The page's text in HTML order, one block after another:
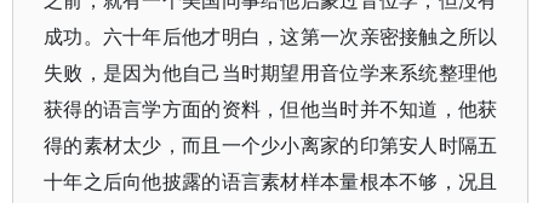
成功。六十年后他才明白，这第一次亲密接触之所以
失败，是因为他自己当时期望用音位学来系统整理他
获得的语言学方面的资料，但他当时并不知道，他获
得的素材太少，而且一个少小离家的印第安人时隔五
十年之后向他披露的语言素材样本量根本不够，况且